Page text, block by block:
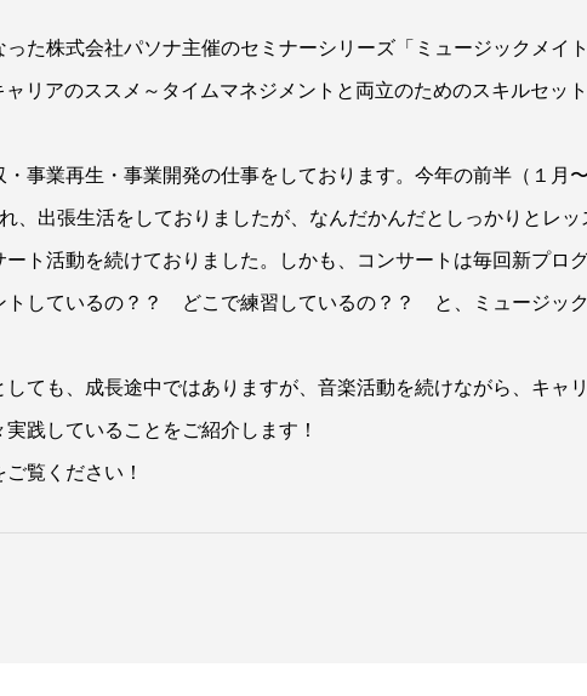
た株式会社パソナ主催のセミナーシリーズ「ミュージックメイ
リアのススメ～タイムマネジメントと両立のためのスキルセット
事業再生・事業開発の仕事をしております。今年の前半（１月
、出張生活をしておりましたが、なんだかんだとしっかりとレッ
ト活動を続けておりました。しかも、コンサートは毎回新プロ
トしているの？？ どこで練習しているの？？ と、ミュージッ
ても、成長途中ではありますが、音楽活動を続けながら、キャ
践していることをご紹介します！
ご覧ください！